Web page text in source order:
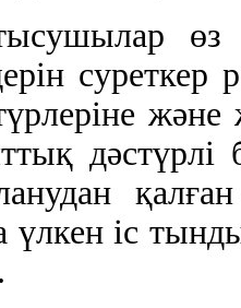
өз
суреткер
үлкен іс